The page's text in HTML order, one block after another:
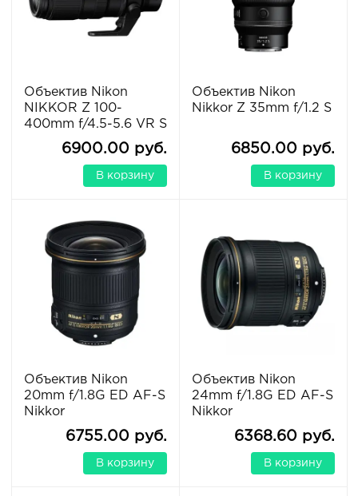
Объектив Nikon
NIKKOR Z 100-
400mm f/4.5-5.6 VR S
6900.00 руб.
В корзину
Объектив Nikon
Nikkor Z 35mm f/1.2 S
6850.00 руб.
В корзину
Объектив Nikon
20mm f/1.8G ED AF-S
Nikkor
6755.00 руб.
В корзину
Объектив Nikon
24mm f/1.8G ED AF-S
Nikkor
6368.60 руб.
В корзину